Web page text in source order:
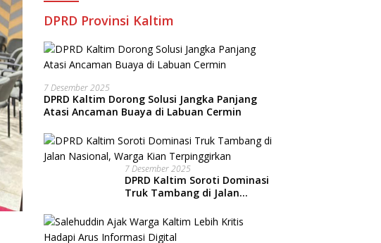
DPRD Provinsi Kaltim
7 Desember 2025
DPRD Kaltim Dorong Solusi Jangka Panjang
Atasi Ancaman Buaya di Labuan Cermin
7 Desember 2025
DPRD Kaltim Soroti Dominasi
Truk Tambang di Jalan
Terpinggirkan